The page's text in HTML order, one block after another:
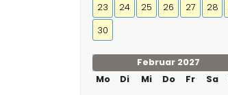
23
24 25 26 27 28
30
Februar 2027
Mo
Di Mi Do Fr Sa